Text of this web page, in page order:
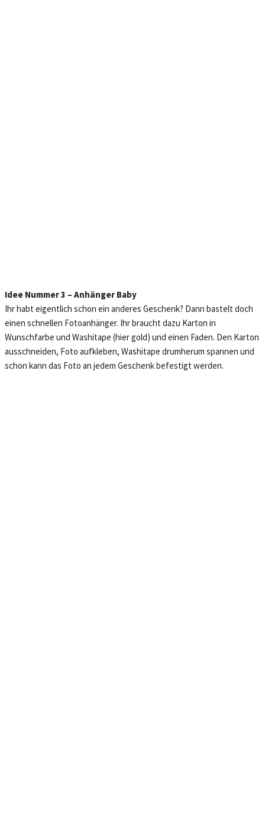
Idee Nummer 3 – Anhänger Baby
Ihr habt eigentlich schon ein anderes Geschenk? Dann bastelt doch
einen schnellen Fotoanhänger. Ihr braucht dazu Karton in
Wunschfarbe und Washitape (hier gold) und einen Faden. Den Karton
ausschneiden, Foto aufkleben, Washitape drumherum spannen und
schon kann das Foto an jedem Geschenk befestigt werden.